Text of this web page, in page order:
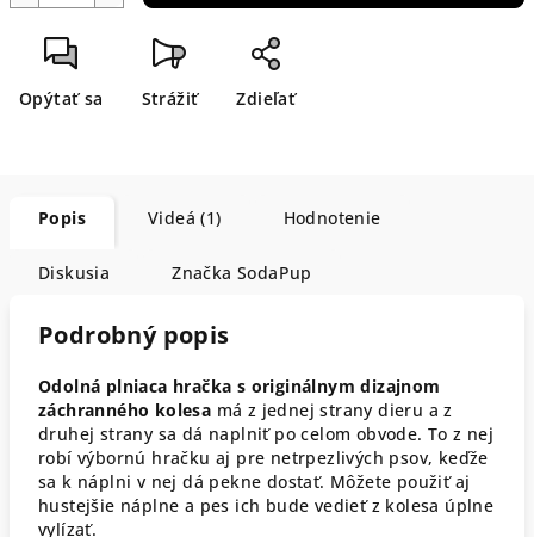
Opýtať sa Strážiť Zdieľať
Popis Videá (1) Hodnotenie
Diskusia Značka SodaPup
Podrobný popis
Odolná plniaca hračka s originálnym dizajnom
záchranného kolesa má z jednej strany dieru a z
druhej strany sa dá naplniť po celom obvode. To z nej
robí výbornú hračku aj pre netrpezlivých psov, keďže
sa k náplni v nej dá pekne dostať. Môžete použiť aj
hustejšie náplne a pes ich bude vedieť z kolesa úplne
vylízať.